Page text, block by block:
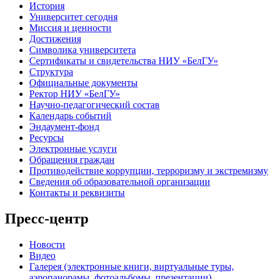
История
Университет сегодня
Миссия и ценности
Достижения
Символика университета
Сертификаты и свидетельства НИУ «БелГУ»
Структура
Официальные документы
Ректор НИУ «БелГУ»
Научно-педагогический состав
Календарь событий
Эндаумент-фонд
Ресурсы
Электронные услуги
Обращения граждан
Противодействие коррупции, терроризму и экстремизму
Сведения об образовательной организации
Контакты и реквизиты
Пресс-центр
Новости
Видео
Галерея (электронные книги, виртуальные туры,